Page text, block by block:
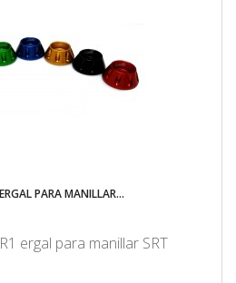
PARA MANILLAR...
ergal para manillar SRT